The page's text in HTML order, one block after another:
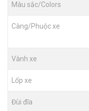
Màu sắc/Colors
Càng/Phuộc xe
Vành xe
Lốp xe
Đùi đĩa